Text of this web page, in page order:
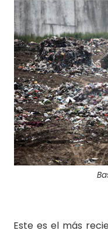
Este es el más